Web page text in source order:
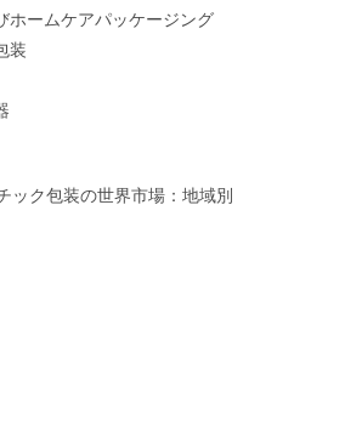
ホームケアパッケージング
装
ック包装の世界市場：地域別